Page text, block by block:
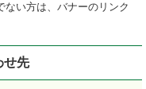
ない方は、バナーのリンク
せ先